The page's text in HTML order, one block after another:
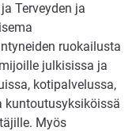
Terveyden ja
ruokailusta
julkisissa ja
kotipalvelussa,
kuntoutusyksiköissä
Myös